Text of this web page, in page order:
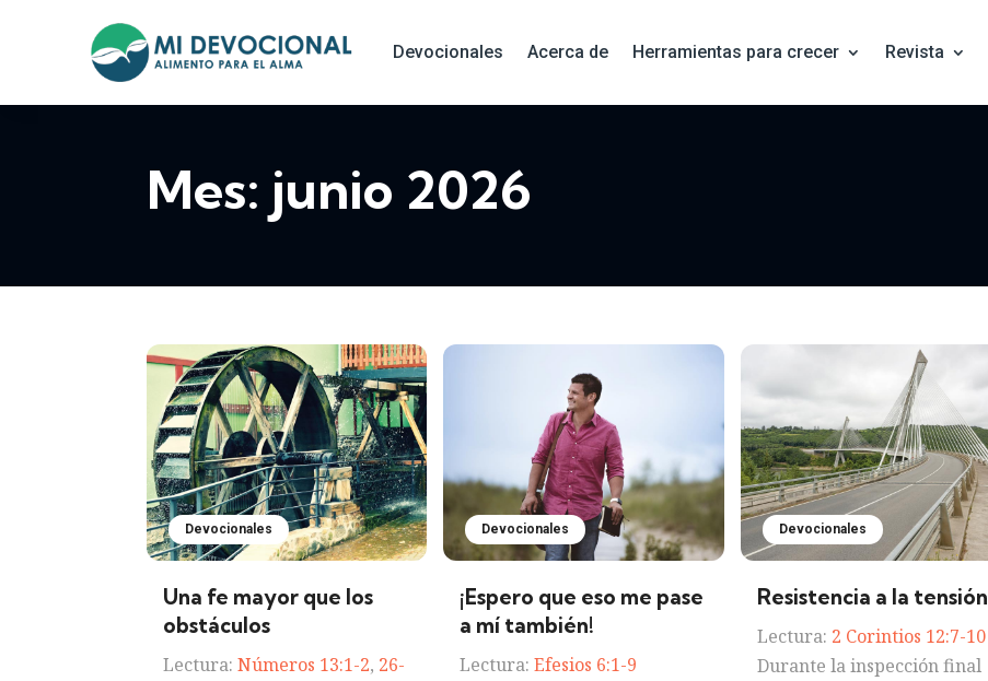
Devocionales Acerca de Herramientas para crecer Revista
Mes: junio 2026
Devocionales
Una fe mayor que los
obstáculos
Lectura:Números 13:1-2, 26-
Devocionales
¡Espero que eso me pase
a mí también!
Lectura:Efesios 6:1-9
Devocionales
Resistencia a la tensión
Lectura: 2 Corintios 12:7-10
Durante la inspección final